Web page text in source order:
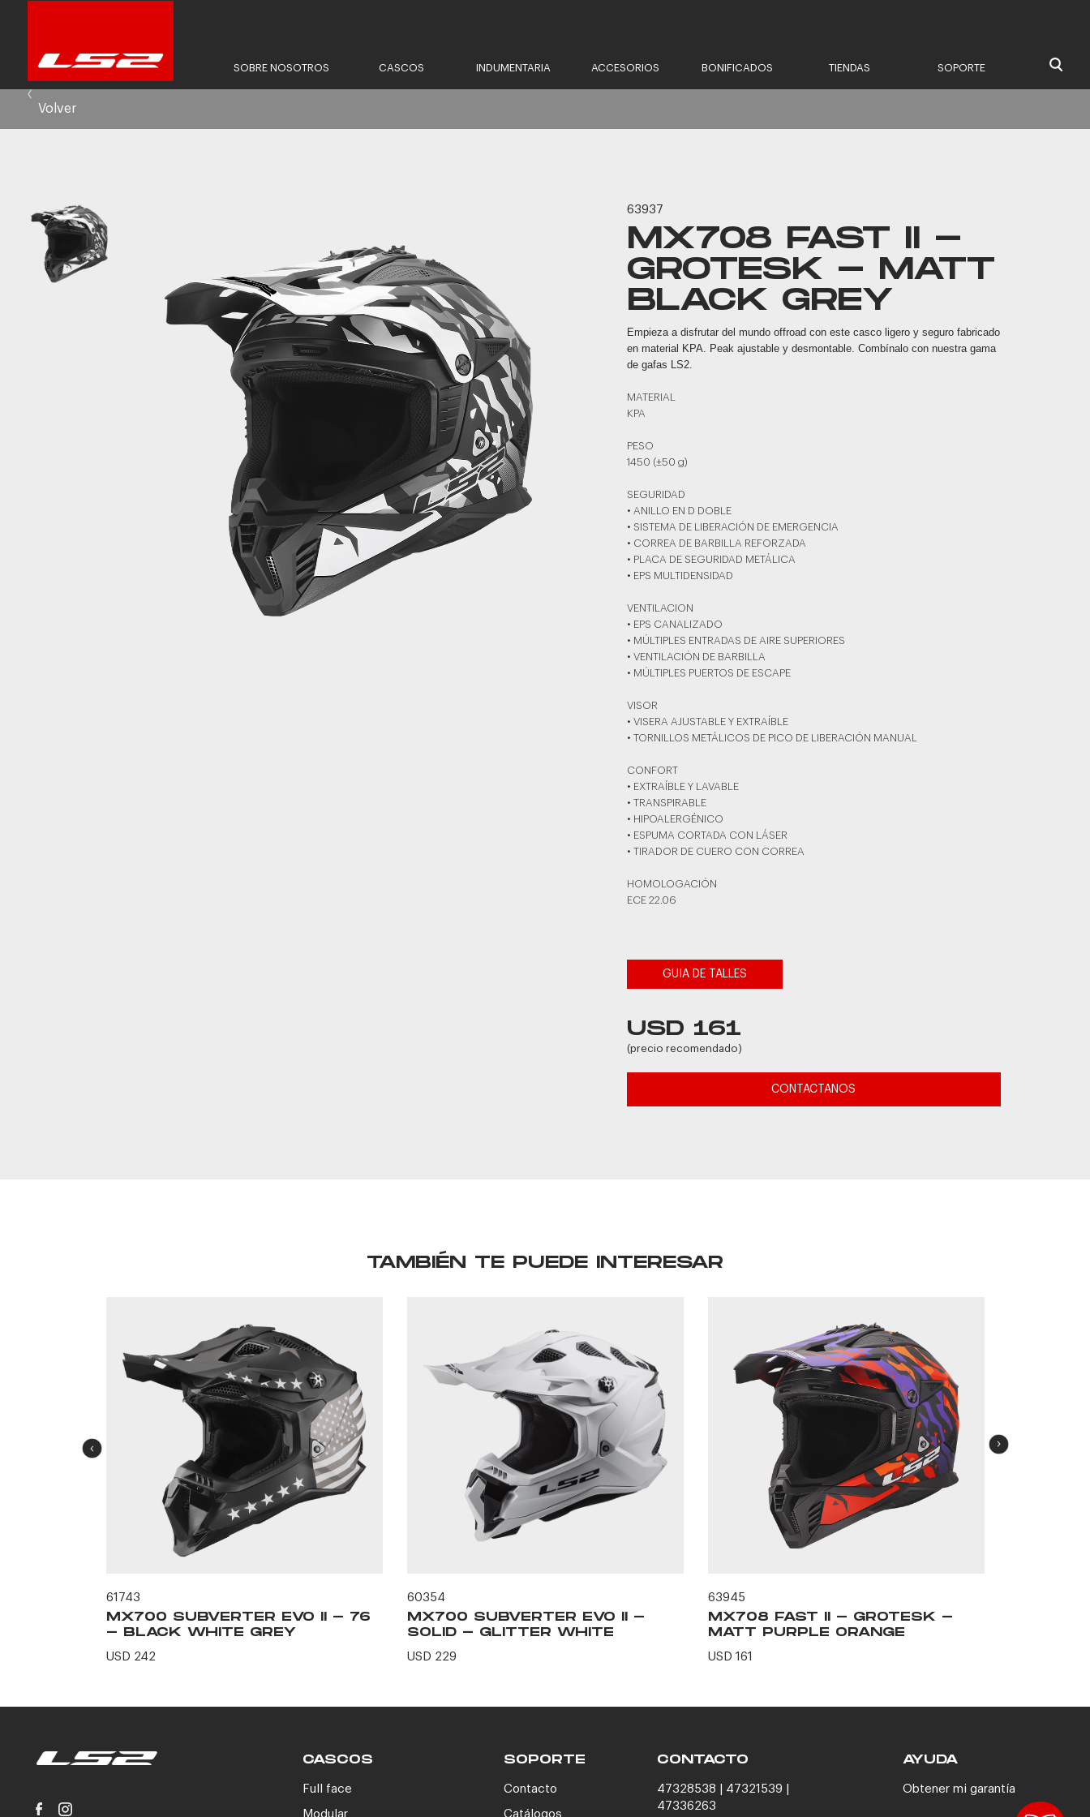
SOBRE NOSOTROS CASCOS INDUMENTARIA ACCESORIOS BONIFICADOS TIENDAS SOPORTE
Volver
63937
MX708 FAST II -
GROTESK - MATT
BLACK GREY
Empieza a disfrutar del mundo offroad con este casco ligero y seguro fabricado
en material KPA. Peak ajustable y desmontable. Combínalo con nuestra gama
de gafas LS2.
MATERIAL
KPA
PESO
1450 (±50 g)
SEGURIDAD
• ANILLO EN D DOBLE
• SISTEMA DE LIBERACIÓN DE EMERGENCIA
• CORREA DE BARBILLA REFORZADA
• PLACA DE SEGURIDAD METÁLICA
• EPS MULTIDENSIDAD
VENTILACION
• EPS CANALIZADO
• MÚLTIPLES ENTRADAS DE AIRE SUPERIORES
• VENTILACIÓN DE BARBILLA
• MÚLTIPLES PUERTOS DE ESCAPE
VISOR
• VISERA AJUSTABLE Y EXTRAÍBLE
• TORNILLOS METÁLICOS DE PICO DE LIBERACIÓN MANUAL
CONFORT
• EXTRAÍBLE Y LAVABLE
• TRANSPIRABLE
• HIPOALERGÉNICO
• ESPUMA CORTADA CON LÁSER
• TIRADOR DE CUERO CON CORREA
HOMOLOGACIÓN
ECE 22.06
GUIA DE TALLES
USD 161
(precio recomendado)
CONTACTANOS
TAMBIÉN TE PUEDE INTERESAR
61743
MX700 SUBVERTER EVO II - 76
- BLACK WHITE GREY
USD 242
60354
MX700 SUBVERTER EVO II -
SOLID - GLITTER WHITE
USD 229
63945
MX708 FAST II - GROTESK -
MATT PURPLE ORANGE
USD 161
CASCOS
Full face
Modular
SOPORTE
Contacto
Catálogos
CONTACTO
47328538 | 47321539 |
47336263
AYUDA
Obtener mi garantía